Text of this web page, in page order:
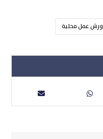
ورش عمل محلية